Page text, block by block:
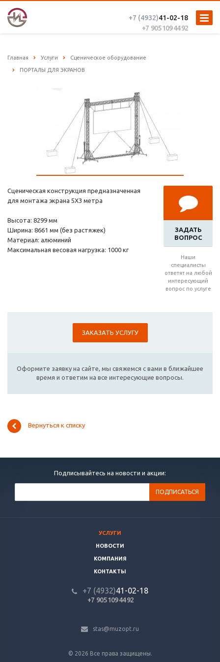
+7 (4932)41-02-18
+7 905 109 44 92
Главная Услуги Сценическое оборудование
ПОРТАЛЫ ДЛЯ ЭКРАНОВ
ЗАДАТЬ
ВОПРОС
Наши
специалисты
ответят на любой
интересующий
вопрос по услуге
Сценическая конструкция предназначенная
для монтажа экрана 5X3 метра
Высота: 8299 мм
Ширина: 8661 мм (без растяжек)
Материал: алюминий
Максимальная весовая нагрузка: 1000 кг
ЗАКАЗАТЬ УСЛУГУ
Оформите заявку на сайте, мы свяжемся с вами в ближайшее
время и ответим на все интересующие вопросы.
Вернуться к списку
Подписывайтесь на новости и акции:
УСЛУГИ
НОВОСТИ
КОМПАНИЯ
КОНТАКТЫ
+7 (4932)41-02-18
+7 905 109 44 92
stas@muzopt.ru
© 2026 Все права защищены.